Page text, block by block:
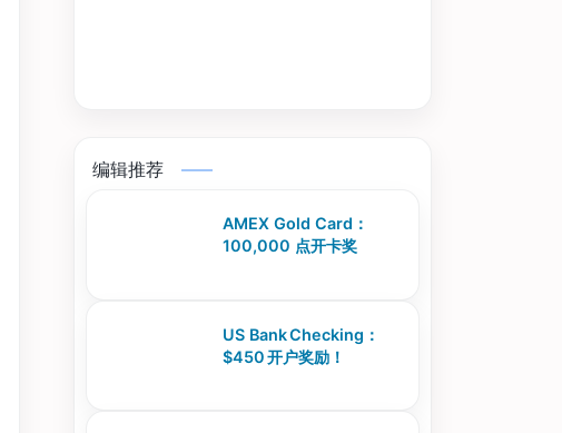
编辑推荐
AMEX Gold Card：
100,000 点开卡奖
US Bank Checking：
$450 开户奖励！